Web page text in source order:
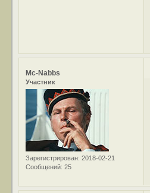
Mc-Nabbs
Участник
Зарегистрирован: 2018-02-21
Сообщений: 25